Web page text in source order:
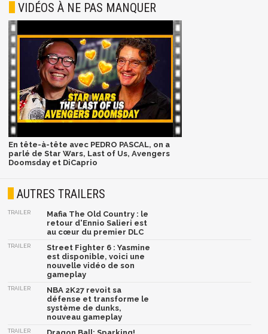
VIDÉOS À NE PAS MANQUER
En tête-à-tête avec PEDRO PASCAL, on a
parlé de Star Wars, Last of Us, Avengers
Doomsday et DiCaprio
AUTRES TRAILERS
TRAILER
Mafia The Old Country : le
retour d'Ennio Salieri est
au cœur du premier DLC
TRAILER
Street Fighter 6 : Yasmine
est disponible, voici une
nouvelle vidéo de son
gameplay
TRAILER
NBA 2K27 revoit sa
défense et transforme le
système de dunks,
nouveau gameplay
TRAILER